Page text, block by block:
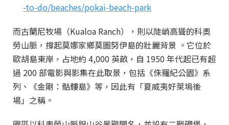
-to-do/beaches/pokai-beach-park
而古蘭尼牧場（Kualoa Ranch），則以陡峭高聳的科奧
勞山脈，撐起莫娜家鄉莫圖努伊島的壯麗背景 。它位於
歐胡島東岸，占地約 4,000 英畝，自 1950 年代起已有超
過 200 部電影與影集在此取景，包括《侏羅紀公園》系
列、《金剛：骷髏島》等，因此有「夏威夷好萊塢後
場」之稱。